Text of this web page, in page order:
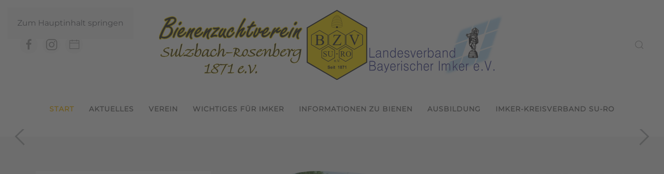
Zum Hauptinhalt springen
START AKTUELLES VEREIN WICHTIGES FÜR IMKER INFORMATIONEN ZU BIENEN AUSBILDUNG IMKER-KREISVERBAND SU-RO